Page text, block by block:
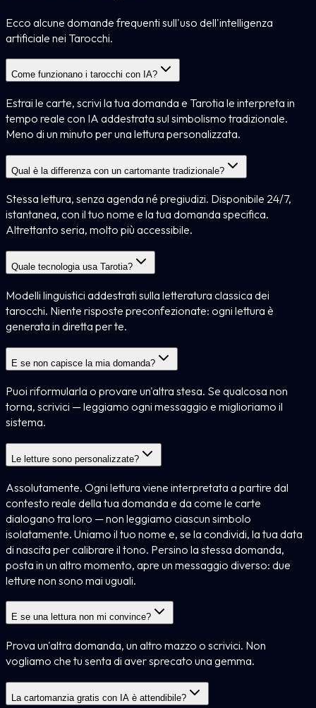
Ecco alcune domande frequenti sull'uso dell'intelligenza
artificiale nei Tarocchi.
Come funzionano i tarocchi con IA?
Estrai le carte, scrivi la tua domanda e Tarotia le interpreta in
tempo reale con IA addestrata sul simbolismo tradizionale.
Meno di un minuto per una lettura personalizzata.
Qual è la differenza con un cartomante tradizionale?
Stessa lettura, senza agenda né pregiudizi. Disponibile 24/7,
istantanea, con il tuo nome e la tua domanda specifica.
Altrettanto seria, molto più accessibile.
Quale tecnologia usa Tarotia?
Modelli linguistici addestrati sulla letteratura classica dei
tarocchi. Niente risposte preconfezionate: ogni lettura è
generata in diretta per te.
E se non capisce la mia domanda?
Puoi riformularla o provare un'altra stesa. Se qualcosa non
torna, scrivici — leggiamo ogni messaggio e miglioriamo il
sistema.
Le letture sono personalizzate?
Assolutamente. Ogni lettura viene interpretata a partire dal
contesto reale della tua domanda e da come le carte
dialogano tra loro — non leggiamo ciascun simbolo
isolatamente. Uniamo il tuo nome e, se la condividi, la tua data
di nascita per calibrare il tono. Persino la stessa domanda,
posta in un altro momento, apre un messaggio diverso: due
letture non sono mai uguali.
E se una lettura non mi convince?
Prova un'altra domanda, un altro mazzo o scrivici. Non
vogliamo che tu senta di aver sprecato una gemma.
La cartomanzia gratis con IA è attendibile?